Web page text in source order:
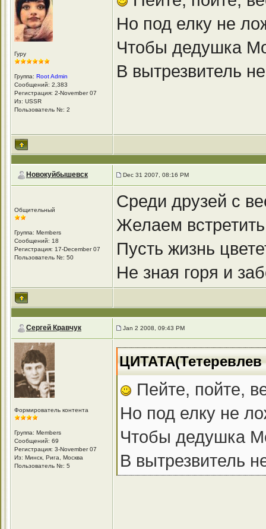
Гуру
Группа: Root Admin
Сообщений: 2,383
Регистрация: 2-November 07
Из: USSR
Пользователь №: 2
Но под елку не
Чтобы дедушка
В вытрезвитель
Новокуйбышевск Dec 31 2007, 08:16 PM
Общительный
Группа: Members
Сообщений: 18
Регистрация: 17-December 07
Пользователь №: 50
Среди друзей с
Желаем
Пусть жизнь
Не зная горя и
Сергей Кравчук Jan 2 2008, 09:43 PM
Формирователь контента
Группа: Members
Сообщений: 69
Регистрация: 3-November 07
Из: Минск, Рига, Москва
Пользователь №: 5
ЦИТАТА(Тетеревлев
Пейте, пойте,
Но под елку не
Чтобы дедушка
В вытрезвитель